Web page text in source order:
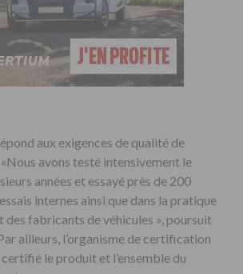
aux exigences de qualité de
avons testé intensivement le
années et essayé près de 200
internes ainsi que dans la pratique
des fabricants de véhicules », poursuit
ailleurs, l’organisme de certification
le produit et l’ensemble du